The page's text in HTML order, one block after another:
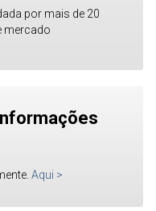
por mais de 20
mercado
Aqui >